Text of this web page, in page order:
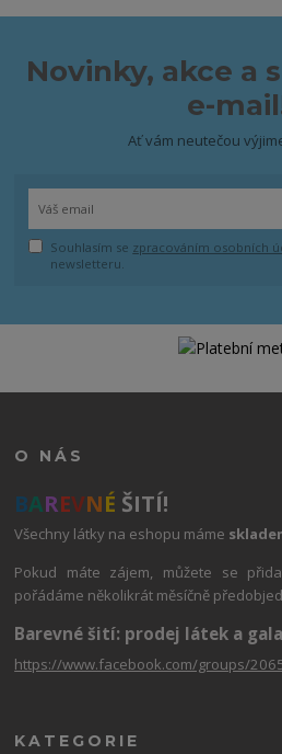
Novinky, akce a
e-
Ať vám neutečou
Souhlasím se zpracováním osobních
newsletteru.
O NÁS
BAREVNÉ ŠITÍ!
Všechny látky na eshopu máme
Pokud máte zájem, můžete se
pořádáme několikrát měsíčně
Barevné šití: prodej látek a
https://www.facebook.com/groups/
KATEGORIE